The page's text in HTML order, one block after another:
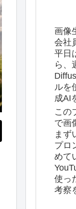
画像
会社
平日
ら、
ルを
成AI
この
で画
まず
プロ
めて
使っ
考察